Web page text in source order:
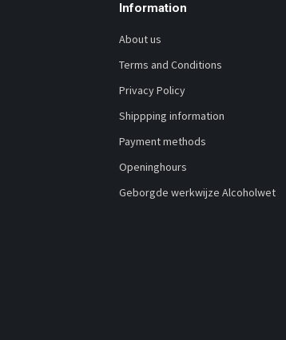
Information
About us
Terms and Conditions
Privacy Policy
Shippping information
Payment methods
Openinghours
Geborgde werkwijze Alcoholwet